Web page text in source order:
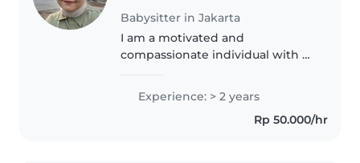
Babysitter in Jakarta
I am a motivated and
compassionate individual with a
my experience working in
childcare, I have developed
Experience: > 2 years
Rp 50.000/hr